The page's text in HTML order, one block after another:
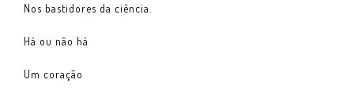
Nos bastidores da ciência.
Há ou não há
Um coração